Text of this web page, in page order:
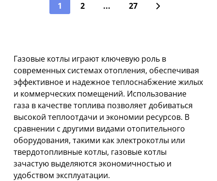
1 2 ... 27
Газовые котлы играют ключевую роль в
современных системах отопления, обеспечивая
эффективное и надежное теплоснабжение жилых
и коммерческих помещений. Использование
газа в качестве топлива позволяет добиваться
высокой теплоотдачи и экономии ресурсов. В
сравнении с другими видами отопительного
оборудования, такими как электрокотлы или
твердотопливные котлы, газовые котлы
зачастую выделяются экономичностью и
удобством эксплуатации.